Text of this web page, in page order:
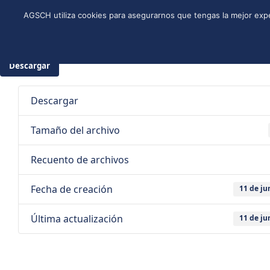
Instagram
Facebook
YouTube
Twitter
Spotify
LinkedIn
Descargar
Descargar
Tamaño del archivo
Recuento de archivos
Fecha de creación 11 de
Última actualización 11 de
AGSCH utiliza cookies para asegurarnos que tengas la mejor